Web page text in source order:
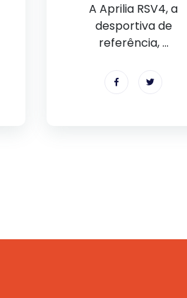
A Aprilia RSV4, a
desportiva de
referência, ...